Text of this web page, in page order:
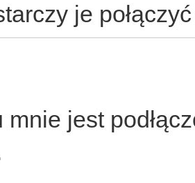
je
mnie jest